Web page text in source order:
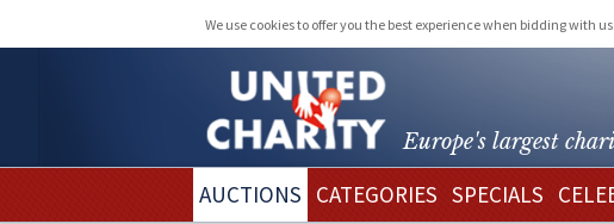
We use cookies to offer you the best experience when bidding with
Europe's largest
AUCTIONS CATEGORIES SPECIALS